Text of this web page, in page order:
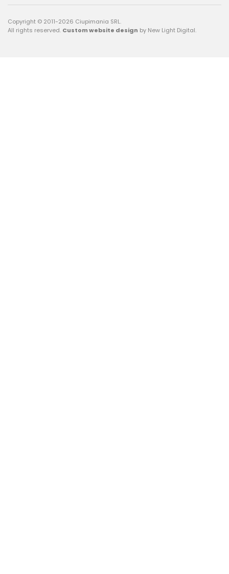
Copyright © 2011-2026 Ciupimania SRL.
All rights reserved. Custom website design by New Light Digital.